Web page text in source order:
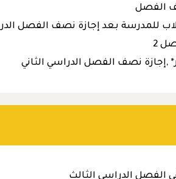
الفصل
للمدرسة بعد إجازة نصف الفصل
2
,إجازة نصف الفصل الدراسي الثاني
الفصل الدراسي الثالث